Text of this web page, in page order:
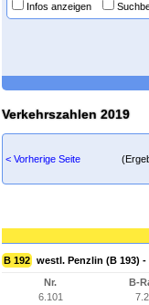
Infos anzeigen
Verkehrszahlen 2019
< Vorherige Seite
B 192 westl. Penzlin (B 193) -
Nr.
6.101
B-